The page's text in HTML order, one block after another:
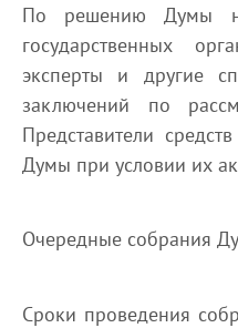
По решению Думы на
государственных
эксперты и другие
заключений по
Представители
Думы при условии их
Очередные собрания
Сроки проведения